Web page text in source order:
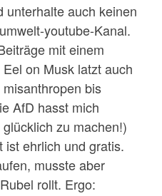
unterhalte auch keinen
youtube-Kanal.
mit einem
on Musk latzt auch
bis
AfD hasst mich
zu machen!)
ist ehrlich und gratis.
musste aber
rollt. Ergo: